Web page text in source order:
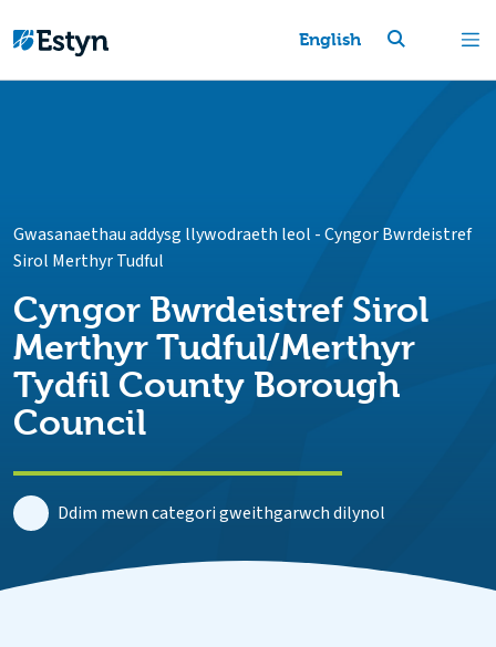
English
Gwasanaethau addysg llywodraeth leol -Cyngor Bwrdeistref
Sirol Merthyr Tudful
Cyngor Bwrdeistref Sirol
Merthyr Tudful/Merthyr
Tydfil County Borough
Council
Ddim mewn categori gweithgarwch dilynol